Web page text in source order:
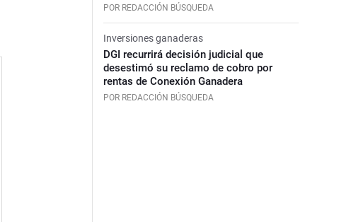
POR REDACCIÓN BÚSQUEDA
Inversiones ganaderas
DGI recurrirá decisión judicial que
desestimó su reclamo de cobro por
rentas de Conexión Ganadera
POR REDACCIÓN BÚSQUEDA